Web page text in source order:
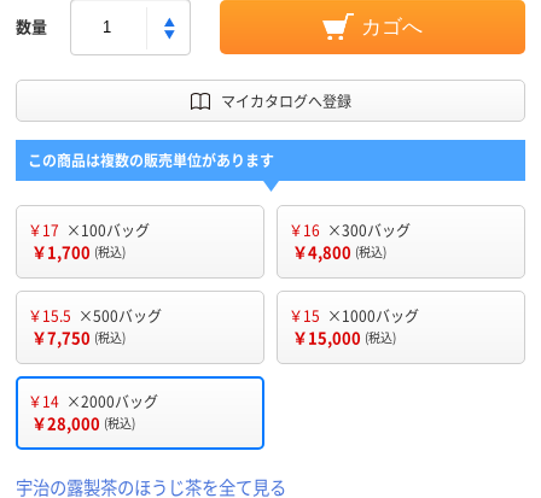
数量 カゴへ
マイカタログへ登録
この商品は複数の販売単位があります
￥17 ×100バッグ
￥1,700 (税込)
￥16 ×300バッグ
￥4,800 (税込)
￥15.5 ×500バッグ
￥7,750 (税込)
￥15 ×1000バッグ
￥15,000 (税込)
￥14 ×2000バッグ
￥28,000 (税込)
宇治の露製茶のほうじ茶を全て見る